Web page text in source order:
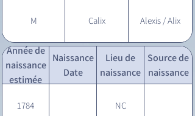
M Calix Alexis / Alix
Année de
naissance
estimée
Naissance
Date
Lieu de
naissance
Source de
naissance
1784 NC